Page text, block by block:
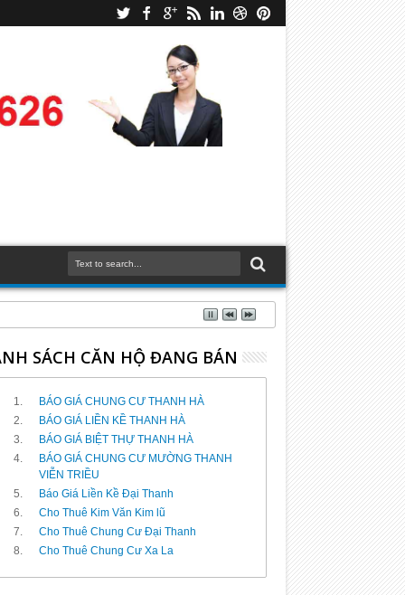
SÁCH CĂN HỘ ĐANG BÁN
BÁO GIÁ CHUNG CƯ THANH HÀ
BÁO GIÁ LIỀN KỀ THANH HÀ
BÁO GIÁ BIỆT THỰ THANH HÀ
BÁO GIÁ CHUNG CƯ MƯỜNG THANH
VIỄN TRIỀU
Báo Giá Liền Kề Đại Thanh
Cho Thuê Kim Văn Kim lũ
Cho Thuê Chung Cư Đại Thanh
Cho Thuê Chung Cư Xa La